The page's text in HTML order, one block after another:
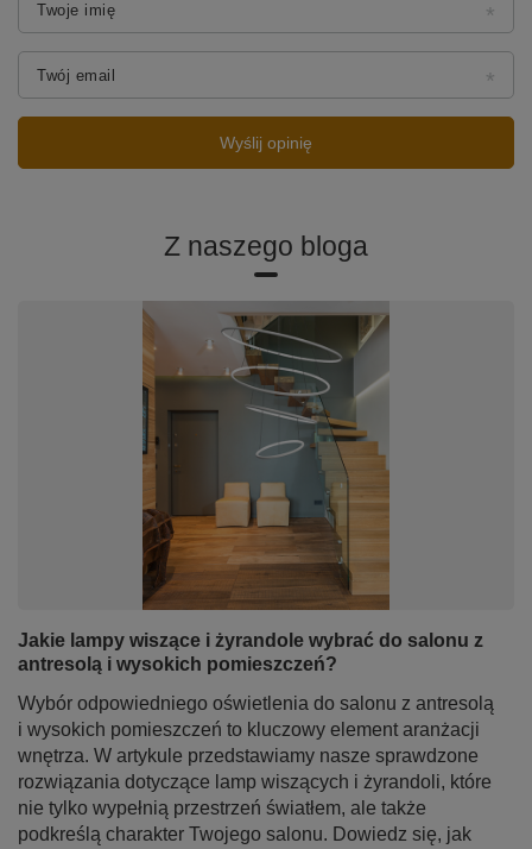
Twoje imię
Twój email
Wyślij opinię
Z naszego bloga
Jakie lampy wiszące i żyrandole wybrać do salonu z
antresolą i wysokich pomieszczeń?
Wybór odpowiedniego oświetlenia do salonu z antresolą
i wysokich pomieszczeń to kluczowy element aranżacji
wnętrza. W artykule przedstawiamy nasze sprawdzone
rozwiązania dotyczące lamp wiszących i żyrandoli, które
nie tylko wypełnią przestrzeń światłem, ale także
podkreślą charakter Twojego salonu. Dowiedz się, jak